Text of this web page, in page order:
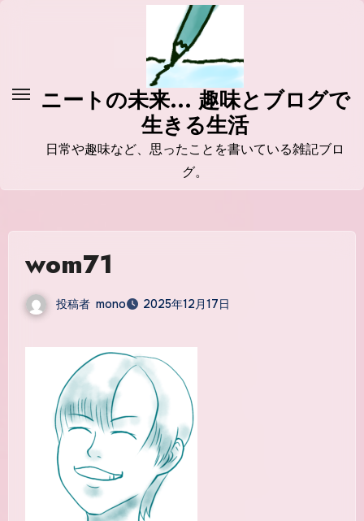
ッ
ニートの未来... 趣味とブログで
生きる生活
日常や趣味など、思ったことを書いている雑記ブロ
グ。
wom71
投稿者 mono 2025年12月17日